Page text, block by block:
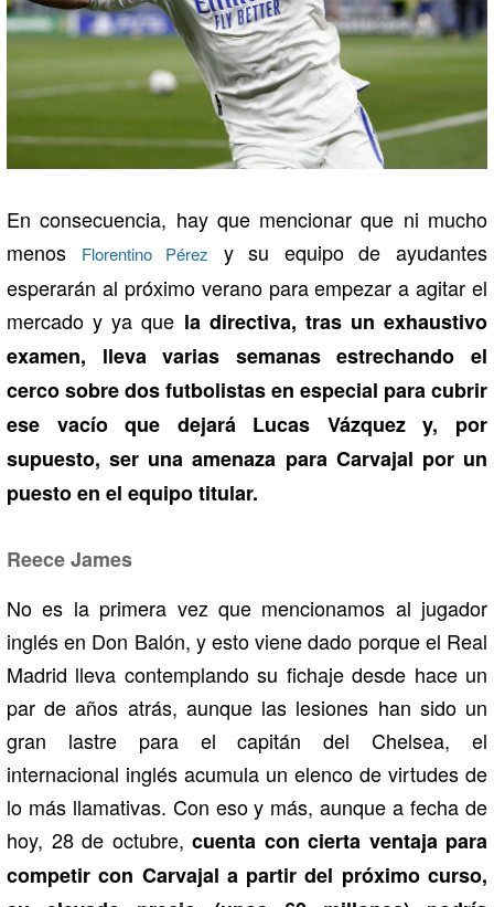
En consecuencia, hay que mencionar que ni mucho
menos
Florentino Pérez
y su equipo de ayudantes
esperarán al próximo verano para empezar a agitar el
mercado y ya que la directiva, tras un exhaustivo
examen, lleva varias semanas estrechando el
cerco sobre dos futbolistas en especial para cubrir
ese vacío que dejará Lucas Vázquez y, por
supuesto, ser una amenaza para Carvajal por un
puesto en el equipo titular.
Reece James
No es la primera vez que mencionamos al jugador
inglés en Don Balón, y esto viene dado porque el Real
Madrid lleva contemplando su fichaje desde hace un
par de años atrás, aunque las lesiones han sido un
gran lastre para el capitán del Chelsea, el
internacional inglés acumula un elenco de virtudes de
lo más llamativas. Con eso y más, aunque a fecha de
hoy, 28 de octubre, cuenta con cierta ventaja para
competir con Carvajal a partir del próximo curso,